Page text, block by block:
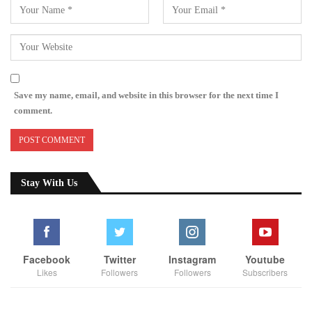
Save my name, email, and website in this browser for the next time I
comment.
Stay With Us
Facebook
Likes
Twitter
Followers
Instagram
Followers
Youtube
Subscribers